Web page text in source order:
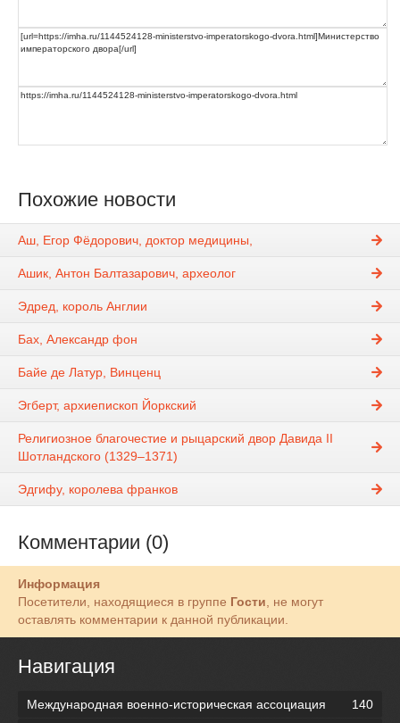
Похожие новости
Аш, Егор Фёдорович, доктор медицины,
Ашик, Антон Балтазарович, археолог
Эдред, король Англии
Бах, Александр фон
Байе де Латур, Винценц
Эгберт, архиепископ Йоркский
Религиозное благочестие и рыцарский двор Давида II
Шотландского (1329–1371)
Эдгифу, королева франков
Комментарии (0)
Информация
Посетители, находящиеся в группе Гости, не могут
оставлять комментарии к данной публикации.
Навигация
Международная военно-историческая ассоциация
140